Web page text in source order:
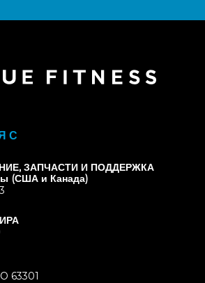
С
ЗАПЧАСТИ И ПОДДЕРЖКА
(США и Канада)
63301